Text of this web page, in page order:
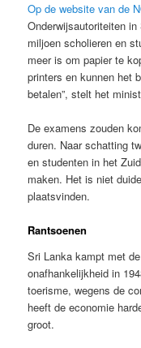
Op de website van de
Onderwijsautoriteiten
miljoen scholieren en
meer is om papier te
printers en kunnen het
betalen”, stelt het
De examens zouden
duren. Naar schatting
en studenten in het
maken. Het is niet
plaatsvinden.
Rantsoenen
Sri Lanka kampt met
onafhankelijkheid in
toerisme, wegens de
heeft de economie
groot.